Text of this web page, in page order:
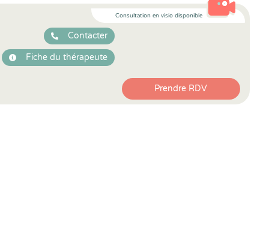
Consultation en visio disponible
Contacter
Fiche du thérapeute
Prendre RDV